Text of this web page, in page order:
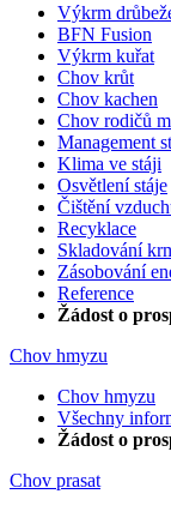
Výkrm
BFN Fusion
Výkrm kuřat
Chov krůt
Chov kachen
Chov rodičů
Management
Klima ve stáji
Osvětlení stáje
Čištění
Recyklace
Skladování
Zásobování
Reference
Žádost o
Chov hmyzu
Chov hmyzu
Všechny
Žádost o
Chov prasat